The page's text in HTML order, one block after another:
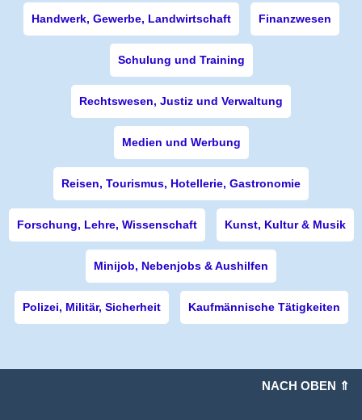
Handwerk, Gewerbe, Landwirtschaft Finanzwesen
Schulung und Training
Rechtswesen, Justiz und Verwaltung
Medien und Werbung
Reisen, Tourismus, Hotellerie, Gastronomie
Forschung, Lehre, Wissenschaft Kunst, Kultur & Musik
Minijob, Nebenjobs & Aushilfen
Polizei, Militär, Sicherheit Kaufmännische Tätigkeiten
NACH OBEN ⇑